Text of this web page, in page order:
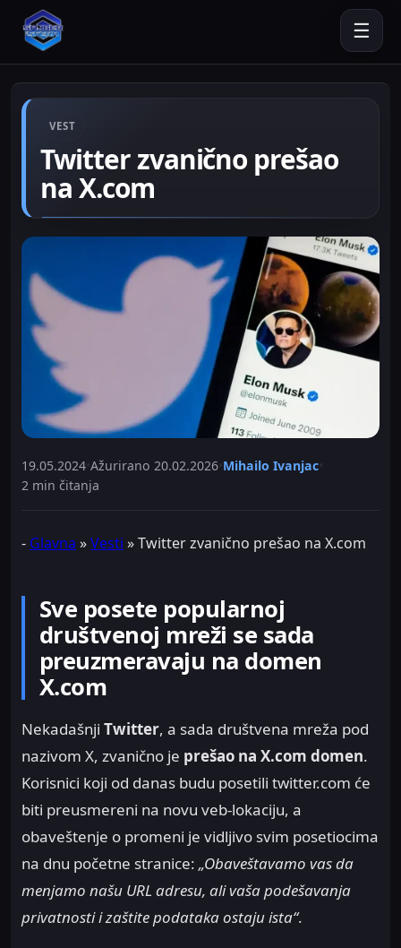
☰
VEST
Twitter zvanično prešao
na X.com
19.05.2024 Ažurirano 20.02.2026 Mihailo Ivanjac
2 min čitanja
- Glavna »Vesti »Twitter zvanično prešao na X.com
Sve posete popularnoj
društvenoj mreži se sada
preuzmeravaju na domen
X.com
Nekadašnji Twitter, a sada društvena mreža pod
nazivom X, zvanično je prešao na X.com domen.
Korisnici koji od danas budu posetili twitter.com će
biti preusmereni na novu veb-lokaciju, a
obaveštenje o promeni je vidljivo svim posetiocima
na dnu početne stranice: „Obaveštavamo vas da
menjamo našu URL adresu, ali vaša podešavanja
privatnosti i zaštite podataka ostaju ista“.